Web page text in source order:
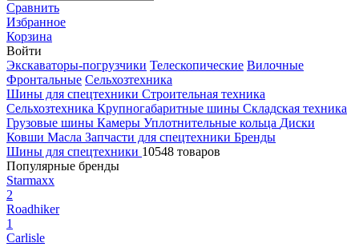
Сравнить
Избранное
Корзина
Войти
Экскаваторы-погрузчики Телескопические Вилочные
Фронтальные Сельхозтехника
Шины для спецтехники Строительная техника
Сельхозтехника Крупногабаритные шины Складская техника
Грузовые шины Камеры Уплотнительные кольца Диски
Ковши Масла Запчасти для спецтехники Бренды
Шины для спецтехники 10548 товаров
Популярные бренды
Starmaxx
2
Roadhiker
1
Carlisle